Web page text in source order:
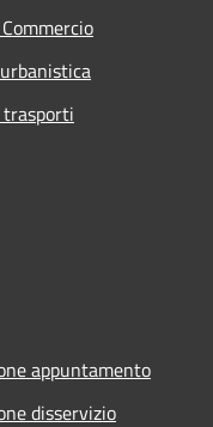
appuntamento
disservizio